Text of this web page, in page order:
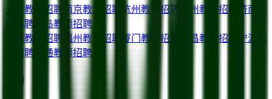
上海教师招聘 南京教师招聘 杭州教师招聘 苏州教师招聘 济南
师招聘
青岛教师招聘
合肥教师招聘 福州教师招聘 厦门 教师招聘 南昌教师招聘 宁波
师招聘
南通教师招聘
华南